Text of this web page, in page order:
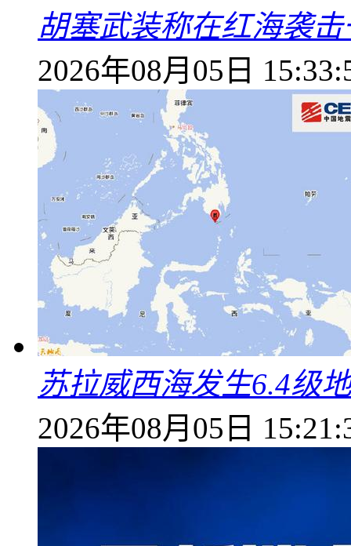
胡塞武装称在红海袭
2026年08月05日
苏拉威西海发生6.4级
2026年08月05日